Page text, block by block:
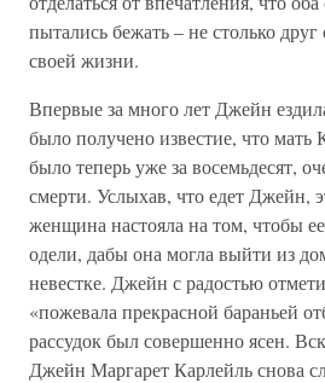
пытались бежать – не столько друг
своей жизни.
Впервые за много лет Джейн
было получено известие, что мать
было теперь уже за восемьдесят,
смерти. Услыхав, что едет Джейн,
женщина настояла на том, чтобы
одели, дабы она могла выйти из
невестке. Джейн с радостью
«пожевала прекрасной бараньей
рассудок был совершенно ясен.
Джейн Маргарет Карлейль снова